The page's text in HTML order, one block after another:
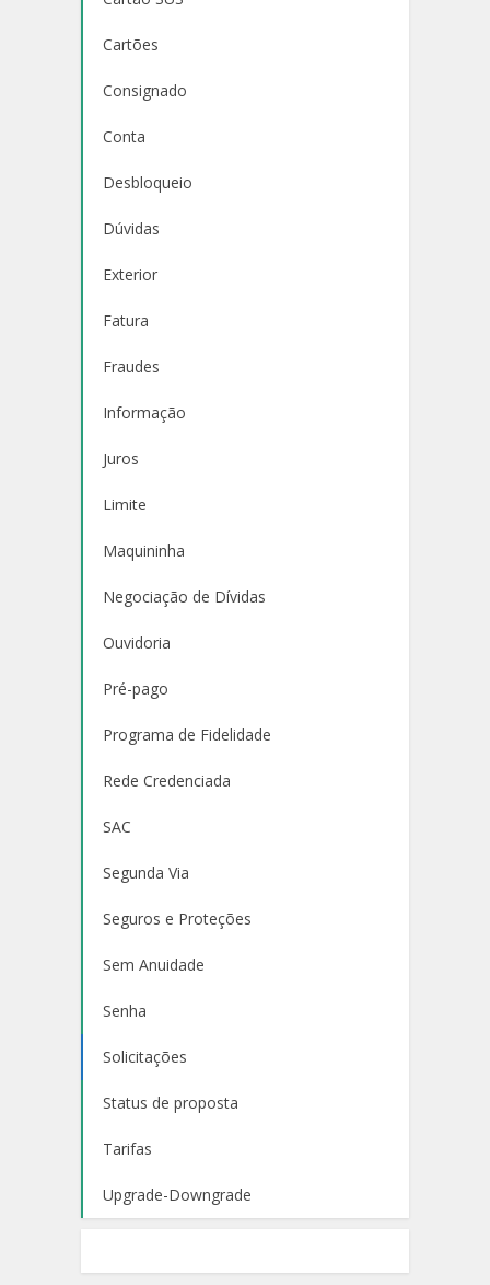
Cartões
Consignado
Conta
Desbloqueio
Dúvidas
Exterior
Fatura
Fraudes
Informação
Juros
Limite
Maquininha
Negociação de Dívidas
Ouvidoria
Pré-pago
Programa de Fidelidade
Rede Credenciada
SAC
Segunda Via
Seguros e Proteções
Sem Anuidade
Senha
Solicitações
Status de proposta
Tarifas
Upgrade-Downgrade